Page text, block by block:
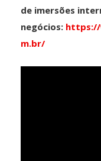
de imersões
negócios: https://
m.br/